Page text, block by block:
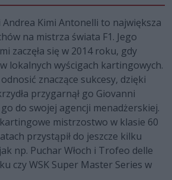
Kimi Antonelli to największa
na mistrza świata F1. Jego
zaczęła się w 2014 roku, gdy
w lokalnych wyścigach kartingowych.
znaczące sukcesy, dzięki
przygarnął go Giovanni
do swojej agencji menadżerskiej.
mistrzostwo w klasie 60
przystąpił do jeszcze kilku
np. Puchar Włoch i Trofeo delle
czy WSK Super Master Series w